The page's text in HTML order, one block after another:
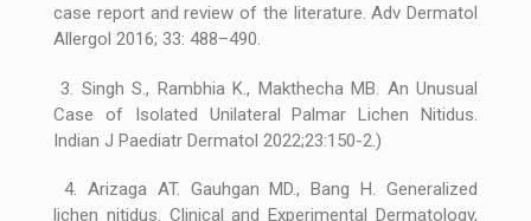
case report and review of the literature. Adv Dermatol
Allergol 2016; 33: 488–490.
3. Singh S., Rambhia K., Makthecha MB. An Unusual
Case of Isolated Unilateral Palmar Lichen Nitidus.
Indian J Paediatr Dermatol 2022;23:150-2.)
4. Arizaga AT. Gauhgan MD., Bang H. Generalized
lichen nitidus. Clinical and Experimental Dermatology,